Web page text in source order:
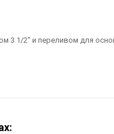
3 1/2“ и переливом для